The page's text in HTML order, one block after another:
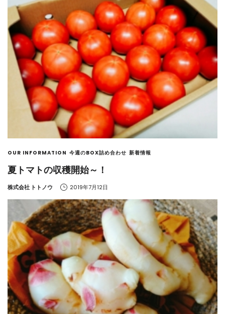
OUR INFORMATION 今週のBOX詰め合わせ 新着情報
夏トマトの収穫開始～！
by
株式会社 トトノウ 2019年7月12日